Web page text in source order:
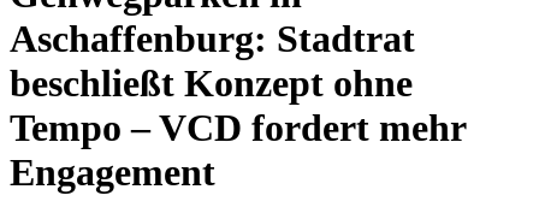
Aschaffenburg: Stadtrat
beschließt Konzept ohne
Tempo – VCD fordert mehr
Engagement